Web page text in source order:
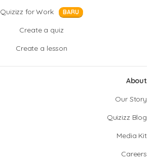
Quizizz for Work BARU
Create a quiz
Create a lesson
About
Our Story
Quizizz Blog
Media Kit
Careers